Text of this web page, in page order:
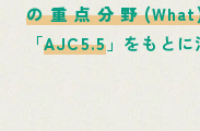
の重点分野
「AJC5.5 」をもとに